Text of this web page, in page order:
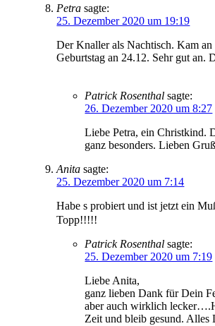
Petra sagte:
25. Dezember 2020 um 19:19
Der Knaller als Nachtisch. Kam an
Geburtstag an 24.12. Sehr gut an.
Patrick Rosenthal sagte:
26. Dezember 2020 um 8:27
Liebe Petra, ein Christkind.
ganz besonders. Lieben
Anita sagte:
25. Dezember 2020 um 7:14
Habe s probiert und ist jetzt ein
Topp!!!!!
Patrick Rosenthal sagte:
25. Dezember 2020 um 7:19
Liebe Anita,
ganz lieben Dank für Dein
aber auch wirklich
Zeit und bleib gesund. Alles